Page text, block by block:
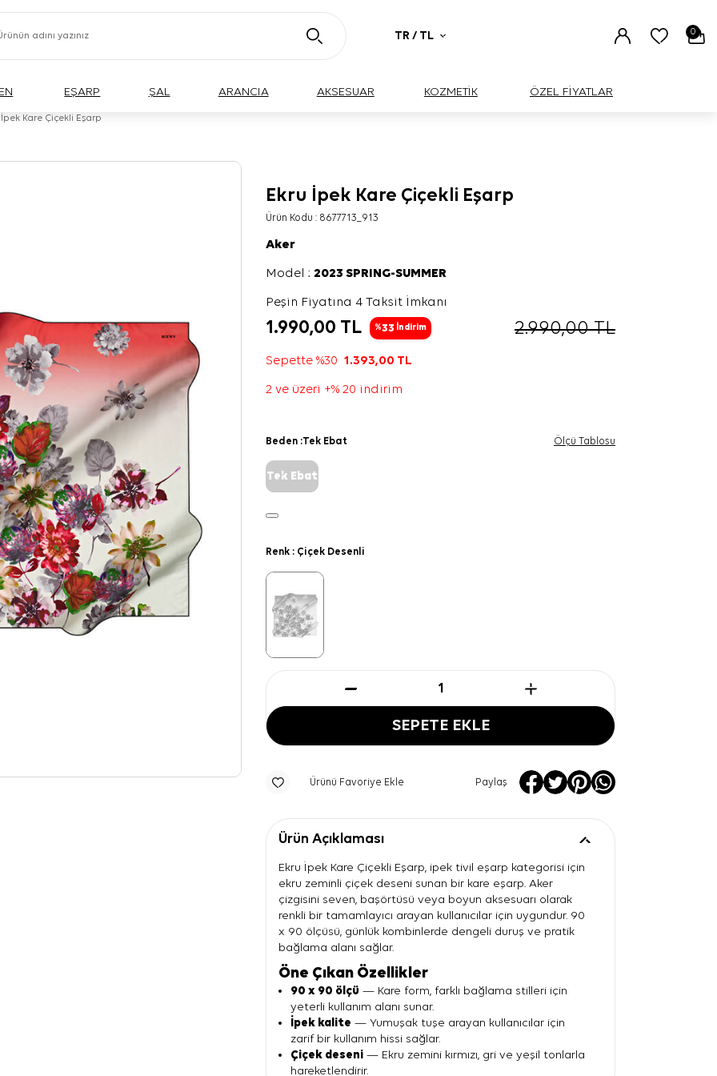
TR / TL 0
EŞARP ŞAL ARANCIA AKSESUAR KOZMETİK ÖZEL FİYATLAR
Kare Çiçekli Eşarp
Ekru İpek Kare Çiçekli Eşarp
Ürün Kodu : 8677713_913
Aker
Model :2023 SPRING-SUMMER
Peşin Fiyatına 4 Taksit İmkanı
1.990,00 TL %33 İndirim 2.990,00TL
Sepette %301.393,00 TL
2 ve üzeri +% 20 indirim
Beden :Tek Ebat Ölçü Tablosu
Tek Ebat
Renk : Çiçek Desenli
SEPETE EKLE
Ürünü Favoriye Ekle Paylaş
Ürün Açıklaması
Ekru İpek Kare Çiçekli Eşarp, ipek tivil eşarp kategorisi için
ekru zeminli çiçek deseni sunan bir kare eşarp. Aker
çizgisini seven, başörtüsü veya boyun aksesuarı olarak
renkli bir tamamlayıcı arayan kullanıcılar için uygundur. 90
x 90 ölçüsü, günlük kombinlerde dengeli duruş ve pratik
bağlama alanı sağlar.
Öne Çıkan Özellikler
90 x 90 ölçü — Kare form, farklı bağlama stilleri için
yeterli kullanım alanı sunar.
İpek kalite — Yumuşak tuşe arayan kullanıcılar için
zarif bir kullanım hissi sağlar.
Çiçek deseni — Ekru zemini kırmızı, gri ve yeşil tonlarla
hareketlendirir.